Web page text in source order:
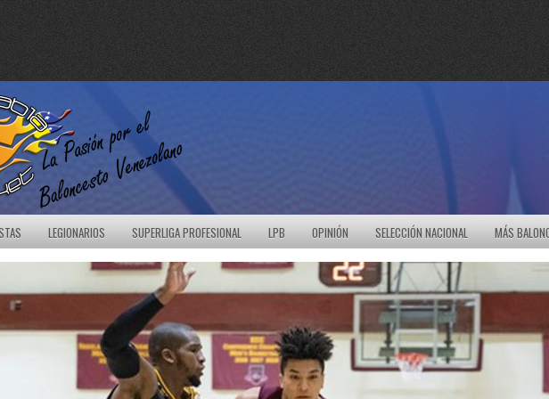
LEGIONARIOS SUPERLIGA PROFESIONAL LPB OPINIÓN SELECCIÓN NACIONAL MÁS